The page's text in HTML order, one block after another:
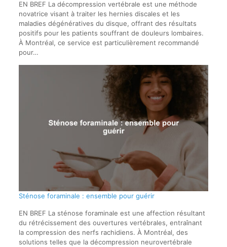
EN BREF La décompression vertébrale est une méthode
novatrice visant à traiter les hernies discales et les
maladies dégénératives du disque, offrant des résultats
positifs pour les patients souffrant de douleurs lombaires.
À Montréal, ce service est particulièrement recommandé
pour…
Sténose foraminale : ensemble pour guérir
EN BREF La sténose foraminale est une affection résultant
du rétrécissement des ouvertures vertébrales, entraînant
la compression des nerfs rachidiens. À Montréal, des
solutions telles que la décompression neurovertébrale